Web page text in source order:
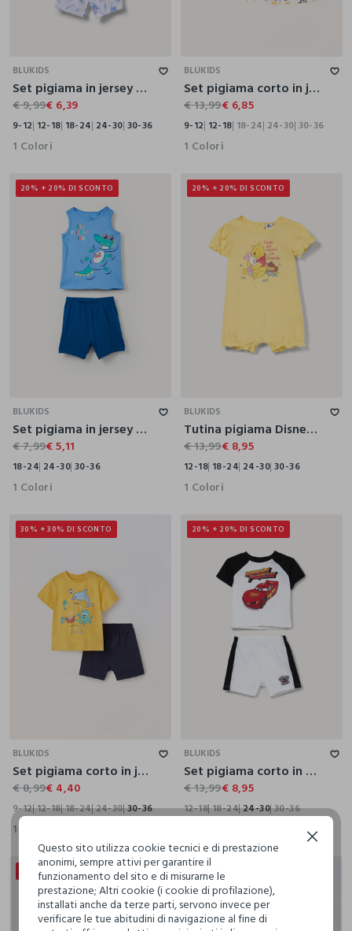
BLUKIDS
Set pigiama in jersey di puro cotone
€ 9,99€ 6,39
9-12 12-18 18-24 24-30 30-36
1 Colori
BLUKIDS
Set pigiama corto in jersey di puro cotone neonato
€ 13,99€ 6,85
9-12 12-18 18-24 24-30 30-36
1 Colori
20% + 20% DI SCONTO
BLUKIDS
Set pigiama in jersey di puro cotone
€ 7,99€ 5,11
18-24 24-30 30-36
1 Colori
20% + 20% DI SCONTO
BLUKIDS
Tutina pigiama Disney in puro cotone
€ 13,99€ 8,95
12-18 18-24 24-30 30-36
1 Colori
30% + 30% DI SCONTO
BLUKIDS
Set pigiama corto in jersey di puro cotone neonato
€ 8,99€ 4,40
9-12 12-18 18-24 24-30 30-36
1 Colori
20% + 20% DI SCONTO
BLUKIDS
Set pigiama corto in puro cotone
€ 13,99€ 8,95
12-18 18-24 24-30 30-36
20% + 20% DI SCONTO 30% + 30% DI SCONTO
Questo sito utilizza cookie tecnici e di prestazione
anonimi, sempre attivi per garantire il
funzionamento del sito e di misurarne le
prestazione; Altri cookie (i cookie di profilazione),
installati anche da terze parti, servono invece per
verificare le tue abitudini di navigazione al fine di
Continua senza accettare